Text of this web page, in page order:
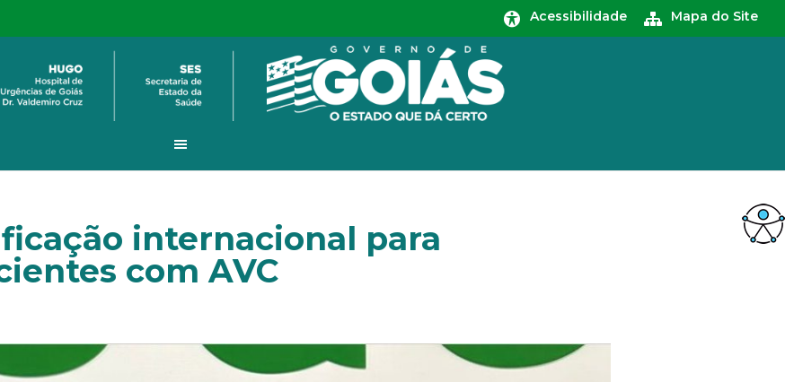
Acessibilidade Mapa do Site
internacional para
com AVC